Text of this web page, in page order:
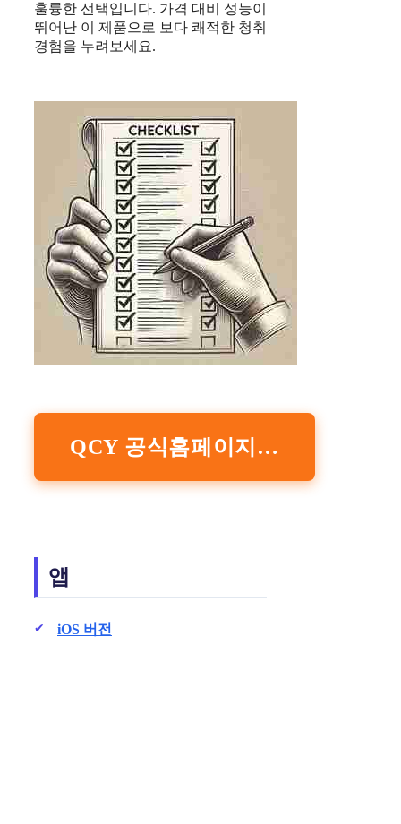
훌륭한 선택입니다. 가격 대비 성능이
뛰어난 이 제품으로 보다 쾌적한 청취
경험을 누려보세요.
QCY 공식홈페이지 바로가기
앱
iOS 버전